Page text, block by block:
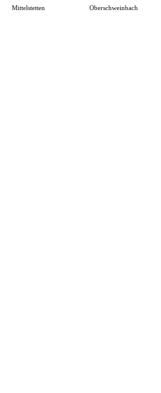
Mittelstetten Oberschweinbach